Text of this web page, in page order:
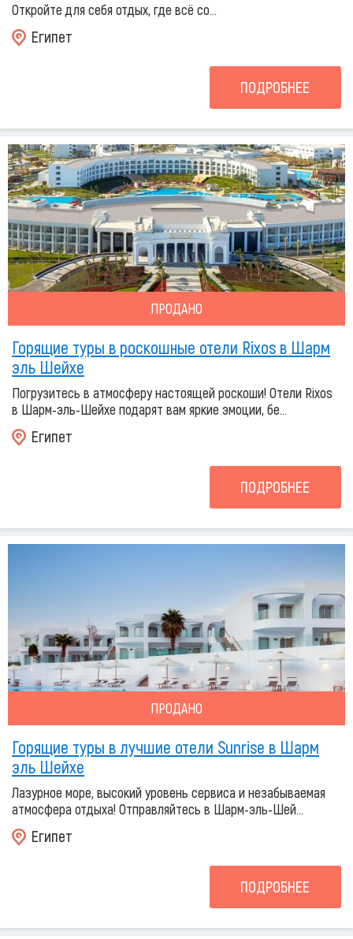
Откройте для себя отдых, где всё со...
Египет
ПОДРОБНЕЕ
ПРОДАНО
Горящие туры в роскошные отели Rixos в Шарм
эль Шейхе
Погрузитесь в атмосферу настоящей роскоши! Отели Rixos
в Шарм-эль-Шейхе подарят вам яркие эмоции, бе...
Египет
ПОДРОБНЕЕ
ПРОДАНО
Горящие туры в лучшие отели Sunrise в Шарм
эль Шейхе
Лазурное море, высокий уровень сервиса и незабываемая
атмосфера отдыха! Отправляйтесь в Шарм-эль-Шей...
Египет
ПОДРОБНЕЕ